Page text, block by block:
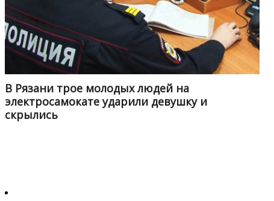
В Рязани трое молодых людей на
электросамокате ударили девушку и
скрылись